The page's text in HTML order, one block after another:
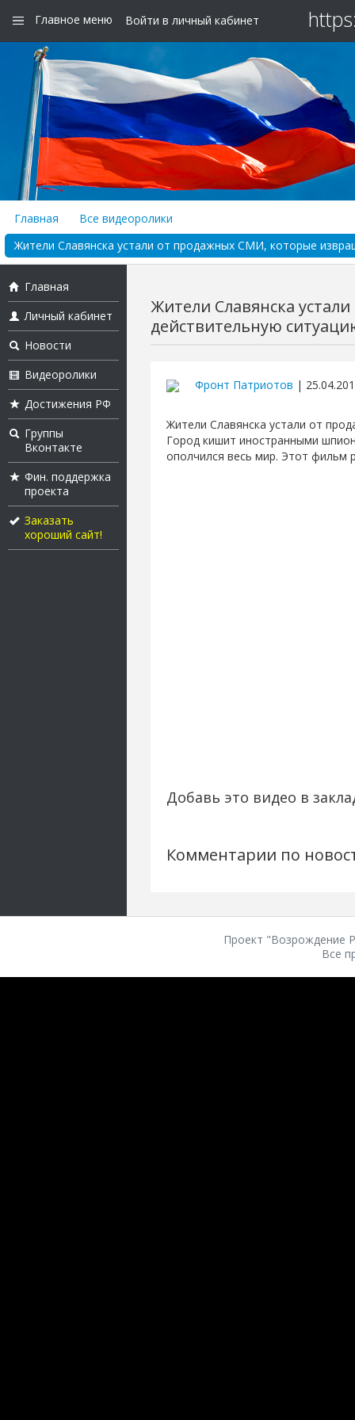
Главное меню Войти в личный кабинет
Главная
Все видеоролики
Жители Славянска устали от продажных СМИ, которые
Главная
Личный кабинет
Новости
Видеоролики
Достижения РФ
Группы
Вконтакте
Фин. поддержка
проекта
Заказать
хороший сайт!
Жители Славянска
действительную
Фронт Патриотов |
Жители Славянска устали от
Город кишит иностранными
ополчился весь мир. Этот фильм
Добавь это видео в
Комментарии по
Проект "Возрождение
Все